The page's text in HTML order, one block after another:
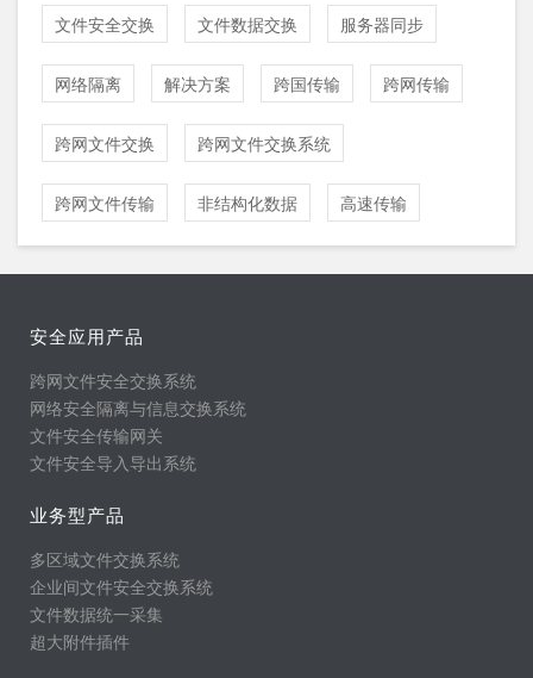
文件安全交换 文件数据交换 服务器同步
网络隔离 解决方案 跨国传输 跨网传输
跨网文件交换 跨网文件交换系统
跨网文件传输 非结构化数据 高速传输
安全应用产品
跨网文件安全交换系统
网络安全隔离与信息交换系统
文件安全传输网关
文件安全导入导出系统
业务型产品
多区域文件交换系统
企业间文件安全交换系统
文件数据统一采集
超大附件插件